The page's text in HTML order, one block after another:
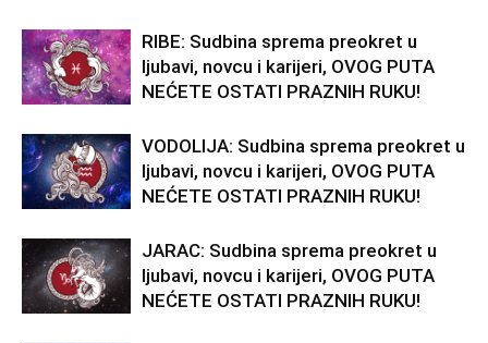
RIBE: Sudbina sprema preokret u
ljubavi, novcu i karijeri, OVOG PUTA
NEĆETE OSTATI PRAZNIH RUKU!
VODOLIJA: Sudbina sprema preokret u
ljubavi, novcu i karijeri, OVOG PUTA
NEĆETE OSTATI PRAZNIH RUKU!
JARAC: Sudbina sprema preokret u
ljubavi, novcu i karijeri, OVOG PUTA
NEĆETE OSTATI PRAZNIH RUKU!